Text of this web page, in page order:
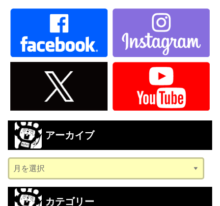
アーカイブ
ー
カ
カテゴリー